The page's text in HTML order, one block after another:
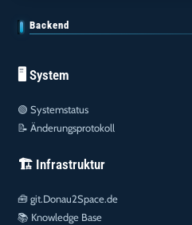
Backend
🖥️ System
🟢Systemstatus
📝Änderungsprotokoll
🏗️ Infrastruktur
🧰git.Donau2Space.de
📚 Knowledge Base